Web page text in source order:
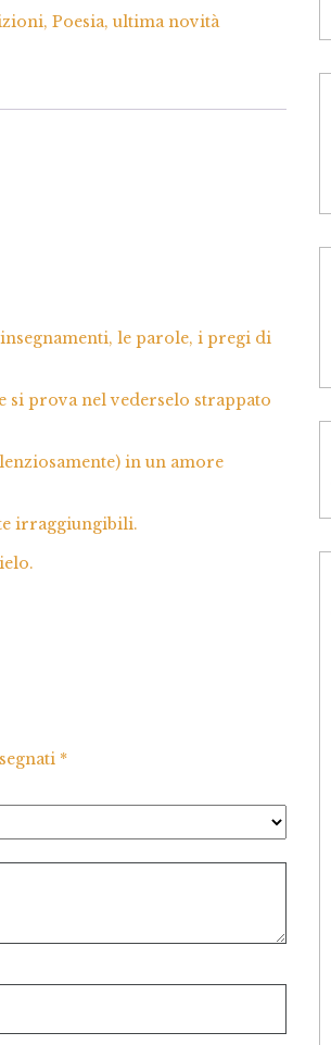
, Poesia, ultima novità
le parole, i pregi di
si prova nel vederselo strappato
in un amore
irraggiungibili.
*